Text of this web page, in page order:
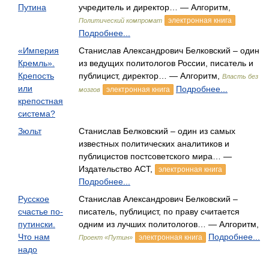
Путина
учредитель и директор… — Алгоритм,
Политический компромат электронная книга
Подробнее...
«Империя
Кремль».
Крепость
или
крепостная
система?
Станислав Александрович Белковский – один
из ведущих политологов России, писатель и
публицист, директор… — Алгоритм,
Власть без
мозгов
электронная книга Подробнее...
Зюльт
Станислав Белковский – один из самых
известных политических аналитиков и
публицистов постсоветского мира… —
Издательство АСТ,
электронная книга
Подробнее...
Русское
счастье по-
путински.
Что нам
надо
Станислав Александрович Белковский –
писатель, публицист, по праву считается
одним из лучших политологов… — Алгоритм,
Проект «Путин» электронная книга Подробнее...